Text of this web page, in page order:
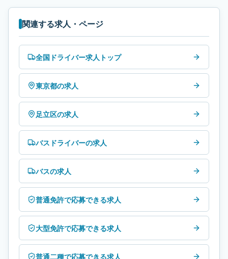
関連する求人・ページ
全国ドライバー求人トップ
東京都の求人
足立区の求人
バスドライバーの求人
バスの求人
普通免許で応募できる求人
大型免許で応募できる求人
普通二種で応募できる求人